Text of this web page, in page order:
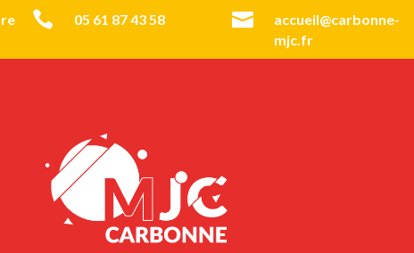
 05 61 87 43 58 
accueil@carbonne-
mjc.fr